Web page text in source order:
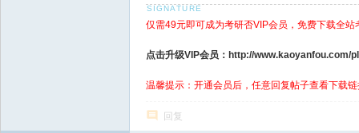
仅需49元即可成为考研否VIP会员，免费下载全站
点击升级VIP会员：http://www.kaoyanfou.com/
温馨提示：开通会员后，任意回复帖子查看下载
回复